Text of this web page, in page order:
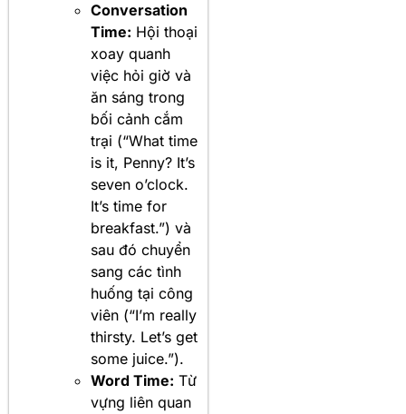
Conversation
Time: Hội thoại
xoay quanh
việc hỏi giờ và
ăn sáng trong
bối cảnh cắm
trại (“What time
is it, Penny? It’s
seven o’clock.
It’s time for
breakfast.”) và
sau đó chuyển
sang các tình
huống tại công
viên (“I’m really
thirsty. Let’s get
some juice.”).
Word Time: Từ
vựng liên quan